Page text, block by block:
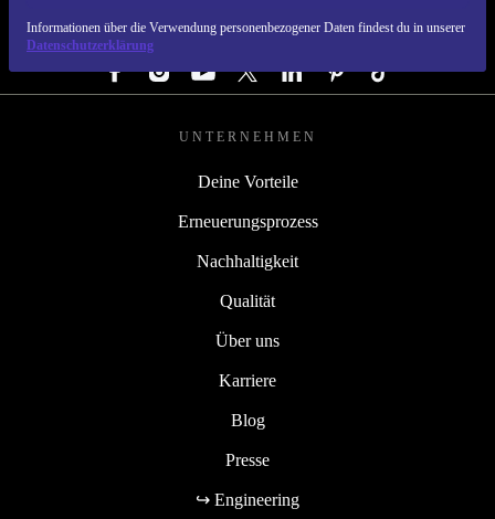
Informationen über die Verwendung personenbezogener Daten findest du in unserer
Datenschutzerklärung
FOLGE UNS
UNTERNEHMEN
Deine Vorteile
Erneuerungsprozess
Nachhaltigkeit
Qualität
Über uns
Karriere
Blog
Presse
↪ Engineering